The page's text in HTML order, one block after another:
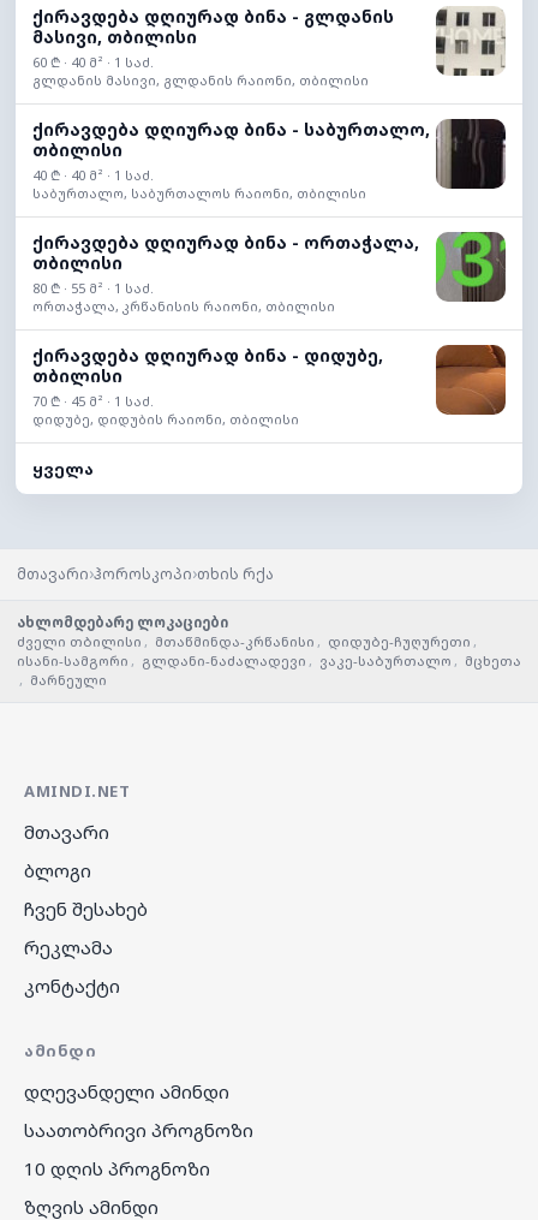
ქირავდება დღიურად ბინა - გლდანის
მასივი, თბილისი
60 ₾ · 40 მ² · 1 საძ.
გლდანის მასივი, გლდანის რაიონი, თბილისი
ქირავდება დღიურად ბინა - საბურთალო,
თბილისი
40 ₾ · 40 მ² · 1 საძ.
საბურთალო, საბურთალოს რაიონი, თბილისი
ქირავდება დღიურად ბინა - ორთაჭალა,
თბილისი
80 ₾ · 55 მ² · 1 საძ.
ორთაჭალა, კრწანისის რაიონი, თბილისი
ქირავდება დღიურად ბინა - დიდუბე,
თბილისი
70 ₾ · 45 მ² · 1 საძ.
დიდუბე, დიდუბის რაიონი, თბილისი
ყველა
მთავარი›ჰოროსკოპი›თხის რქა
ახლომდებარე ლოკაციები
ძველი თბილისი , მთაწმინდა-კრწანისი , დიდუბე-ჩუღურეთი ,
ისანი-სამგორი , გლდანი-ნაძალადევი , ვაკე-საბურთალო , მცხეთა
, მარნეული
AMINDI.NET
მთავარი
ბლოგი
ჩვენ შესახებ
რეკლამა
კონტაქტი
ᲐᲛᲘᲜᲓᲘ
დღევანდელი ამინდი
საათობრივი პროგნოზი
10 დღის პროგნოზი
ზღვის ამინდი